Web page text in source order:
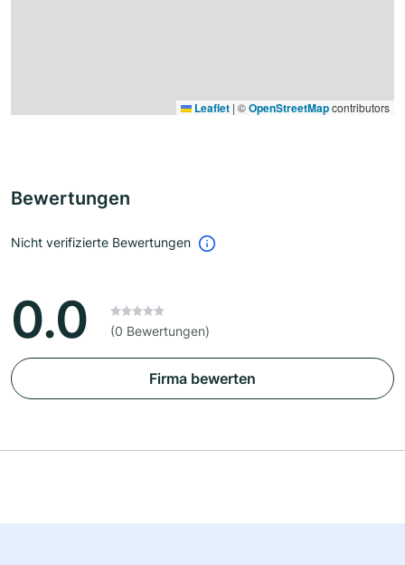
Leaflet | ©OpenStreetMapcontributors
Bewertungen
Nicht verifizierte Bewertungen
0.0 (0 Bewertungen)
Firma bewerten